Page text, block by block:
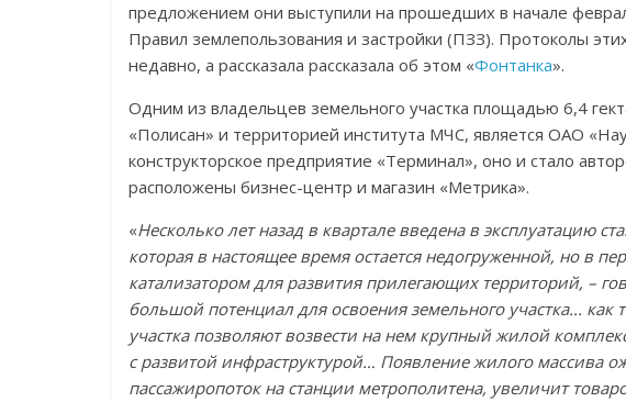
предложением они выступили на прошедших в начале
Правил землепользования и застройки (ПЗЗ). Протоколы
недавно, а рассказала рассказала об этом «Фонтанка».
Одним из владельцев земельного участка площадью 6,4
«Полисан» и территорией института МЧС, является ОАО
конструкторское предприятие «Терминал», оно и стало
расположены бизнес-центр и магазин «Метрика».
«Несколько лет назад в квартале введена в эксплуатацию
которая в настоящее время остается недогруженной, но в
катализатором для развития прилегающих территорий, –
большой потенциал для освоения земельного участка...
участка позволяют возвести на нем крупный жилой
с развитой инфраструктурой… Появление жилого массива
пассажиропоток на станции метрополитена, увеличит